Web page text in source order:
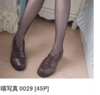
喵写真 0029 [45P]